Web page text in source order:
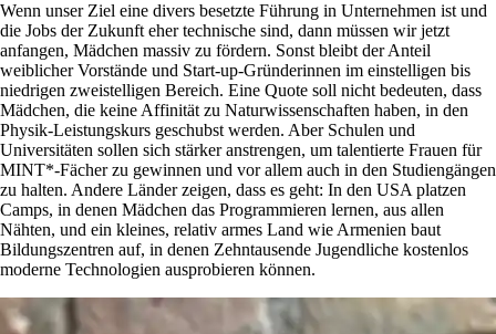
Wenn unser Ziel eine divers besetzte Führung in Unternehmen ist und
die Jobs der Zukunft eher technische sind, dann müssen wir jetzt
anfangen, Mädchen massiv zu fördern. Sonst bleibt der Anteil
weiblicher Vorstände und Start-up-Gründerinnen im einstelligen bis
niedrigen zweistelligen Bereich. Eine Quote soll nicht bedeuten, dass
Mädchen, die keine Affinität zu Naturwissenschaften haben, in den
Physik-Leistungskurs geschubst werden. Aber Schulen und
Universitäten sollen sich stärker anstrengen, um talentierte Frauen für
MINT*-Fächer zu gewinnen und vor allem auch in den Studiengängen
zu halten. Andere Länder zeigen, dass es geht: In den USA platzen
Camps, in denen Mädchen das Programmieren lernen, aus allen
Nähten, und ein kleines, relativ armes Land wie Armenien baut
Bildungszentren auf, in denen Zehntausende Jugendliche kostenlos
moderne Technologien ausprobieren können.